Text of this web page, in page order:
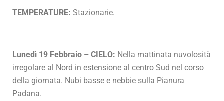
TEMPERATURE: Stazionarie.
Lunedì 19 Febbraio – CIELO: Nella mattinata nuvolosità
irregolare al Nord in estensione al centro Sud nel corso
della giornata. Nubi basse e nebbie sulla Pianura
Padana.